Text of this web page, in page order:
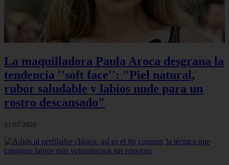
La maquilladora Paula Aroca desgrana la
tendencia ''soft face'': "Piel natural,
rubor saludable y labios nude para un
rostro descansado"
31/07/2026